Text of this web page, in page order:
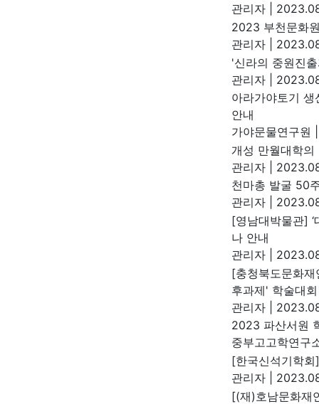
관리자
2023 부천문화
관리자
'신라의 중원진
관리자
아라가야토기
안내
가야문물연구원
개성 만월대학
관리자
천마총 발굴 50
관리자
[영남대박물관]
나 안내
관리자
[충청북도문화
후과제' 학술대
관리자
2023 파산서원
중부고고학연구
[한국신석기학
관리자
[(재)호남문화재